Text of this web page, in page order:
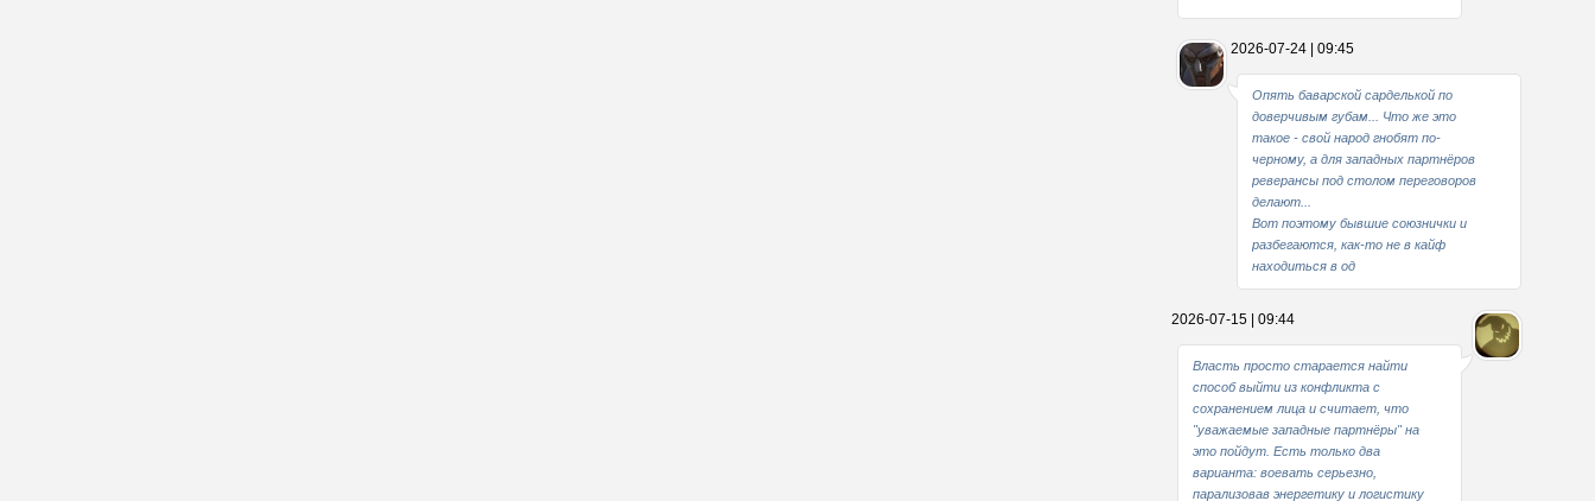
В свое время
2026-07-24 | 09:45
Опять баварской сарделькой по
доверчивым губам... Что же это
такое - свой народ гнобят по-
черному, а для западных партнёров
реверансы под столом переговоров
делают...
Вот поэтому бывшие союзнички и
разбегаются, как-то не в кайф
находиться в од
2026-07-15 | 09:44
Власть просто старается найти
способ выйти из конфликта с
сохранением лица и считает, что
"уважаемые западные партнёры" на
это пойдут. Есть только два
варианта: воевать серьезно,
парализовав энергетику и логистику